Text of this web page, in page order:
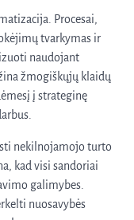
Procesai,
tvarkymas ir
naudojant
žmogiškųjų klaidų
į strateginę
nekilnojamojo turto
kad visi sandoriai
galimybes.
nuosavybės